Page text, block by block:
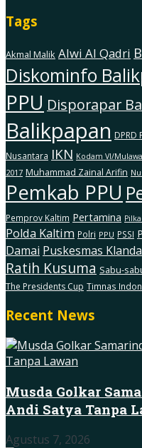
Tags
Akmal Malik Alwi Al Qadri
Diskominfo
PPU Disporapar
Balikpapan DPRD
Nusantara IKN Kodam Vl/
2017 Muhammad Zainal Arifin
Pemkab PPU
Pemprov Kaltim Pertamina
Polda Kaltim Polri PPU PSSI
Damai Puskesmas
Ratih Kusuma Sabu-
The Presidents Cup Timnas
Recent News
Musda Golkar
Andi Satya Tanpa
Agustus 7, 2026